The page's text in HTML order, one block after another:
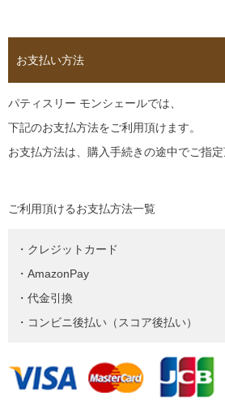
お支払い方法
パティスリー モンシェールでは、
下記のお支払方法をご利用頂けます。
お支払方法は、購入手続きの途中でご指定
ご利用頂けるお支払方法一覧
・クレジットカード
・AmazonPay
・代金引換
・コンビニ後払い（スコア後払い）